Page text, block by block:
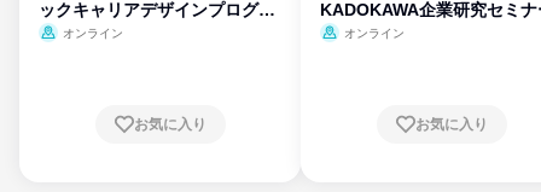
ックキャリアデザインプログラ
ム
オンライン
お気に入り
KADOKAWA企業研究セミナ
オンライン
お気に入り